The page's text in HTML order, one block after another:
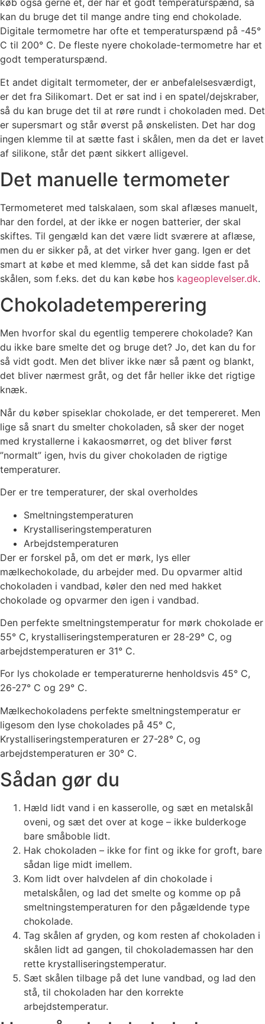
køb også gerne et, der har et godt temperaturspænd, så
kan du bruge det til mange andre ting end chokolade.
Digitale termometre har ofte et temperaturspænd på -45°
C til 200° C. De fleste nyere chokolade-termometre har et
godt temperaturspænd.
Et andet digitalt termometer, der er anbefalelsesværdigt,
er det fra Silikomart. Det er sat ind i en spatel/dejskraber,
så du kan bruge det til at røre rundt i chokoladen med. Det
er supersmart og står øverst på ønskelisten. Det har dog
ingen klemme til at sætte fast i skålen, men da det er lavet
af silikone, står det pænt sikkert alligevel.
Det manuelle termometer
Termometeret med talskalaen, som skal aflæses manuelt,
har den fordel, at der ikke er nogen batterier, der skal
skiftes. Til gengæld kan det være lidt sværere at aflæse,
men du er sikker på, at det virker hver gang. Igen er det
smart at købe et med klemme, så det kan sidde fast på
skålen, som f.eks. det du kan købe hos kageoplevelser.dk.
Chokoladetemperering
Men hvorfor skal du egentlig temperere chokolade? Kan
du ikke bare smelte det og bruge det? Jo, det kan du for
så vidt godt. Men det bliver ikke nær så pænt og blankt,
det bliver nærmest gråt, og det får heller ikke det rigtige
knæk.
Når du køber spiseklar chokolade, er det tempereret. Men
lige så snart du smelter chokoladen, så sker der noget
med krystallerne i kakaosmørret, og det bliver først
”normalt” igen, hvis du giver chokoladen de rigtige
temperaturer.
Der er tre temperaturer, der skal overholdes
Smeltningstemperaturen
Krystalliseringstemperaturen
Arbejdstemperaturen
Der er forskel på, om det er mørk, lys eller
mælkechokolade, du arbejder med. Du opvarmer altid
chokoladen i vandbad, køler den ned med hakket
chokolade og opvarmer den igen i vandbad.
Den perfekte smeltningstemperatur for mørk chokolade er
55° C, krystalliseringstemperaturen er 28-29° C, og
arbejdstemperaturen er 31° C.
For lys chokolade er temperaturerne henholdsvis 45° C,
26-27° C og 29° C.
Mælkechokoladens perfekte smeltningstemperatur er
ligesom den lyse chokolades på 45° C,
Krystalliseringstemperaturen er 27-28° C, og
arbejdstemperaturen er 30° C.
Sådan gør du
Hæld lidt vand i en kasserolle, og sæt en metalskål
oveni, og sæt det over at koge – ikke bulderkoge
bare småboble lidt.
Hak chokoladen – ikke for fint og ikke for groft, bare
sådan lige midt imellem.
Kom lidt over halvdelen af din chokolade i
metalskålen, og lad det smelte og komme op på
smeltningstemperaturen for den pågældende type
chokolade.
Tag skålen af gryden, og kom resten af chokoladen i
skålen lidt ad gangen, til chokolademassen har den
rette krystalliseringstemperatur.
Sæt skålen tilbage på det lune vandbad, og lad den
stå, til chokoladen har den korrekte
arbejdstemperatur.